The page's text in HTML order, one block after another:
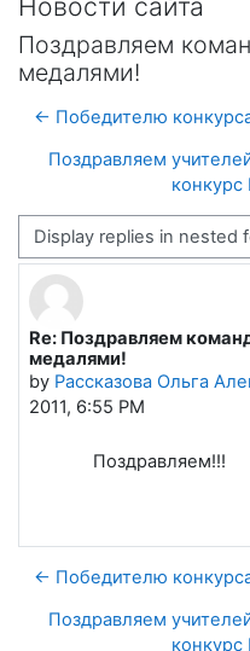
Поздравляем
медалями!
← Победителю
Поздравляем
Display mode
Re: Поздравляем
медалями!
by Рассказова Ольга
2011, 6:55 PM
Number of replies: 0
Поздравляем!!!
← Победителю
Поздравляем